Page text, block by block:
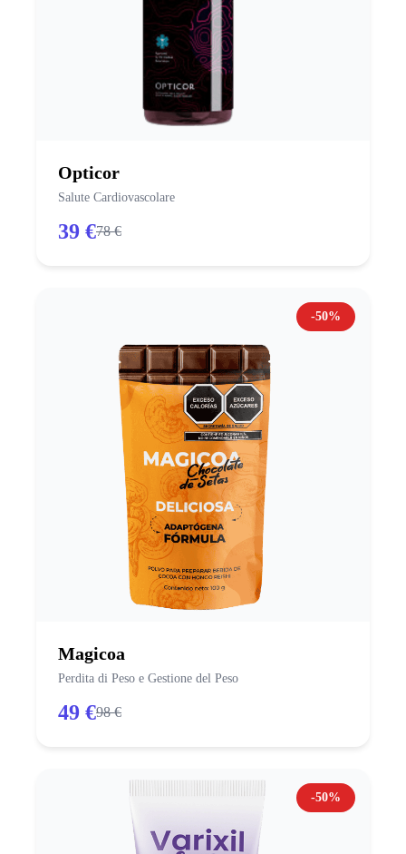
Opticor
Salute Cardiovascolare
39 €78 €
-50%
Magicoa
Perdita di Peso e Gestione del Peso
49 €98 €
-50%